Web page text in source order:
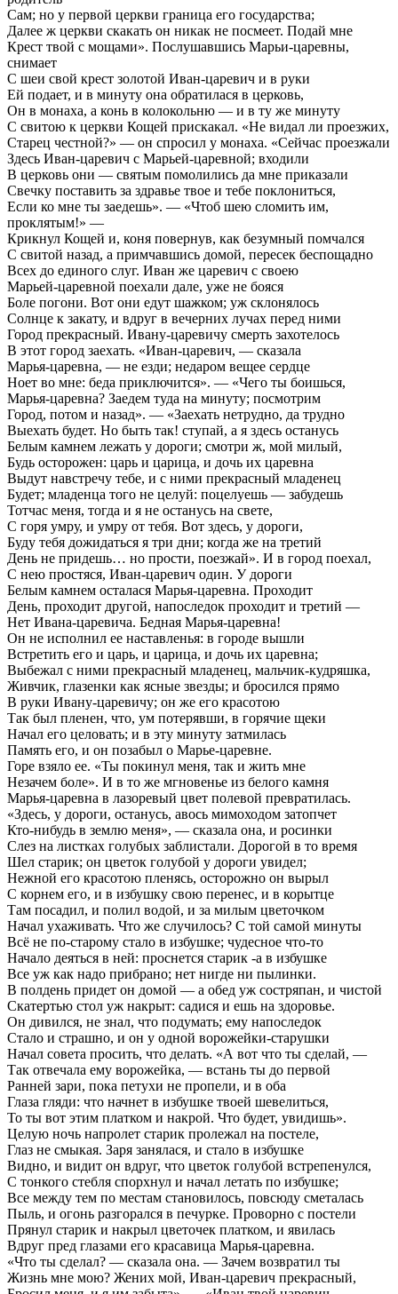
Сам; но у первой церкви граница его государства;
Далее ж церкви скакать он никак не посмеет. Подай мне
Крест твой с мощами». Послушавшись Марьи-царевны,
снимает
С шеи свой крест золотой Иван-царевич и в руки
Ей подает, и в минуту она обратилася в церковь,
Он в монаха, а конь в колокольню — и в ту же минуту
С свитою к церкви Кощей прискакал. «Не видал ли проезжих,
Старец честной?» — он спросил у монаха. «Сейчас проезжали
Здесь Иван-царевич с Марьей-царевной; входили
В церковь они — святым помолились да мне приказали
Свечку поставить за здравье твое и тебе поклониться,
Если ко мне ты заедешь». — «Чтоб шею сломить им,
проклятым!» —
Крикнул Кощей и, коня повернув, как безумный помчался
С свитой назад, а примчавшись домой, пересек беспощадно
Всех до единого слуг. Иван же царевич с своею
Марьей-царевной поехали дале, уже не бояся
Боле погони. Вот они едут шажком; уж склонялось
Солнце к закату, и вдруг в вечерних лучах перед ними
Город прекрасный. Ивану-царевичу смерть захотелось
В этот город заехать. «Иван-царевич, — сказала
Марья-царевна, — не езди; недаром вещее сердце
Ноет во мне: беда приключится». — «Чего ты боишься,
Марья-царевна? Заедем туда на минуту; посмотрим
Город, потом и назад». — «Заехать нетрудно, да трудно
Выехать будет. Но быть так! ступай, а я здесь останусь
Белым камнем лежать у дороги; смотри ж, мой милый,
Будь осторожен: царь и царица, и дочь их царевна
Выдут навстречу тебе, и с ними прекрасный младенец
Будет; младенца того не целуй: поцелуешь — забудешь
Тотчас меня, тогда и я не останусь на свете,
С горя умру, и умру от тебя. Вот здесь, у дороги,
Буду тебя дожидаться я три дни; когда же на третий
День не придешь… но прости, поезжай». И в город поехал,
С нею простяся, Иван-царевич один. У дороги
Белым камнем осталася Марья-царевна. Проходит
День, проходит другой, напоследок проходит и третий —
Нет Ивана-царевича. Бедная Марья-царевна!
Он не исполнил ее наставленья: в городе вышли
Встретить его и царь, и царица, и дочь их царевна;
Выбежал с ними прекрасный младенец, мальчик-кудряшка,
Живчик, глазенки как ясные звезды; и бросился прямо
В руки Ивану-царевичу; он же его красотою
Так был пленен, что, ум потерявши, в горячие щеки
Начал его целовать; и в эту минуту затмилась
Память его, и он позабыл о Марье-царевне.
Горе взяло ее. «Ты покинул меня, так и жить мне
Незачем боле». И в то же мгновенье из белого камня
Марья-царевна в лазоревый цвет полевой превратилась.
«Здесь, у дороги, останусь, авось мимоходом затопчет
Кто-нибудь в землю меня», — сказала она, и росинки
Слез на листках голубых заблистали. Дорогой в то время
Шел старик; он цветок голубой у дороги увидел;
Нежной его красотою пленясь, осторожно он вырыл
С корнем его, и в избушку свою перенес, и в корытце
Там посадил, и полил водой, и за милым цветочком
Начал ухаживать. Что же случилось? С той самой минуты
Всё не по-старому стало в избушке; чудесное что-то
Начало деяться в ней: проснется старик -а в избушке
Все уж как надо прибрано; нет нигде ни пылинки.
В полдень придет он домой — а обед уж состряпан, и чистой
Скатертью стол уж накрыт: садися и ешь на здоровье.
Он дивился, не знал, что подумать; ему напоследок
Стало и страшно, и он у одной ворожейки-старушки
Начал совета просить, что делать. «А вот что ты сделай, —
Так отвечала ему ворожейка, — встань ты до первой
Ранней зари, пока петухи не пропели, и в оба
Глаза гляди: что начнет в избушке твоей шевелиться,
То ты вот этим платком и накрой. Что будет, увидишь».
Целую ночь напролет старик пролежал на постеле,
Глаз не смыкая. Заря занялася, и стало в избушке
Видно, и видит он вдруг, что цветок голубой встрепенулся,
С тонкого стебля спорхнул и начал летать по избушке;
Все между тем по местам становилось, повсюду сметалась
Пыль, и огонь разгорался в печурке. Проворно с постели
Прянул старик и накрыл цветочек платком, и явилась
Вдруг пред глазами его красавица Марья-царевна.
«Что ты сделал? — сказала она. — Зачем возвратил ты
Жизнь мне мою? Жених мой, Иван-царевич прекрасный,